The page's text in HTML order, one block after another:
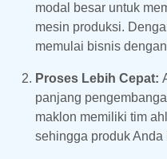
modal besar untuk
mesin produksi.
memulai bisnis
Proses Lebih Cepat:
panjang
maklon memiliki tim
sehingga produk